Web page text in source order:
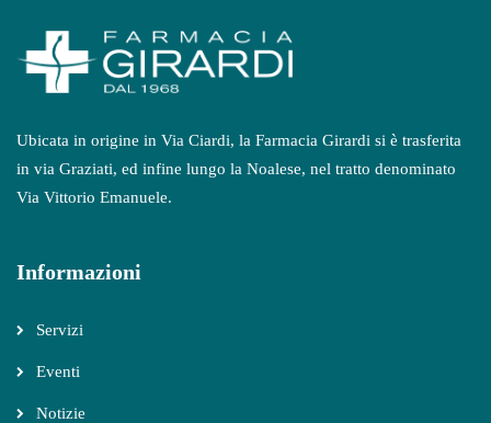
Ubicata in origine in Via Ciardi, la Farmacia Girardi si è trasferita
in via Graziati, ed infine lungo la Noalese, nel tratto denominato
Via Vittorio Emanuele.
Informazioni
Servizi
Eventi
Notizie